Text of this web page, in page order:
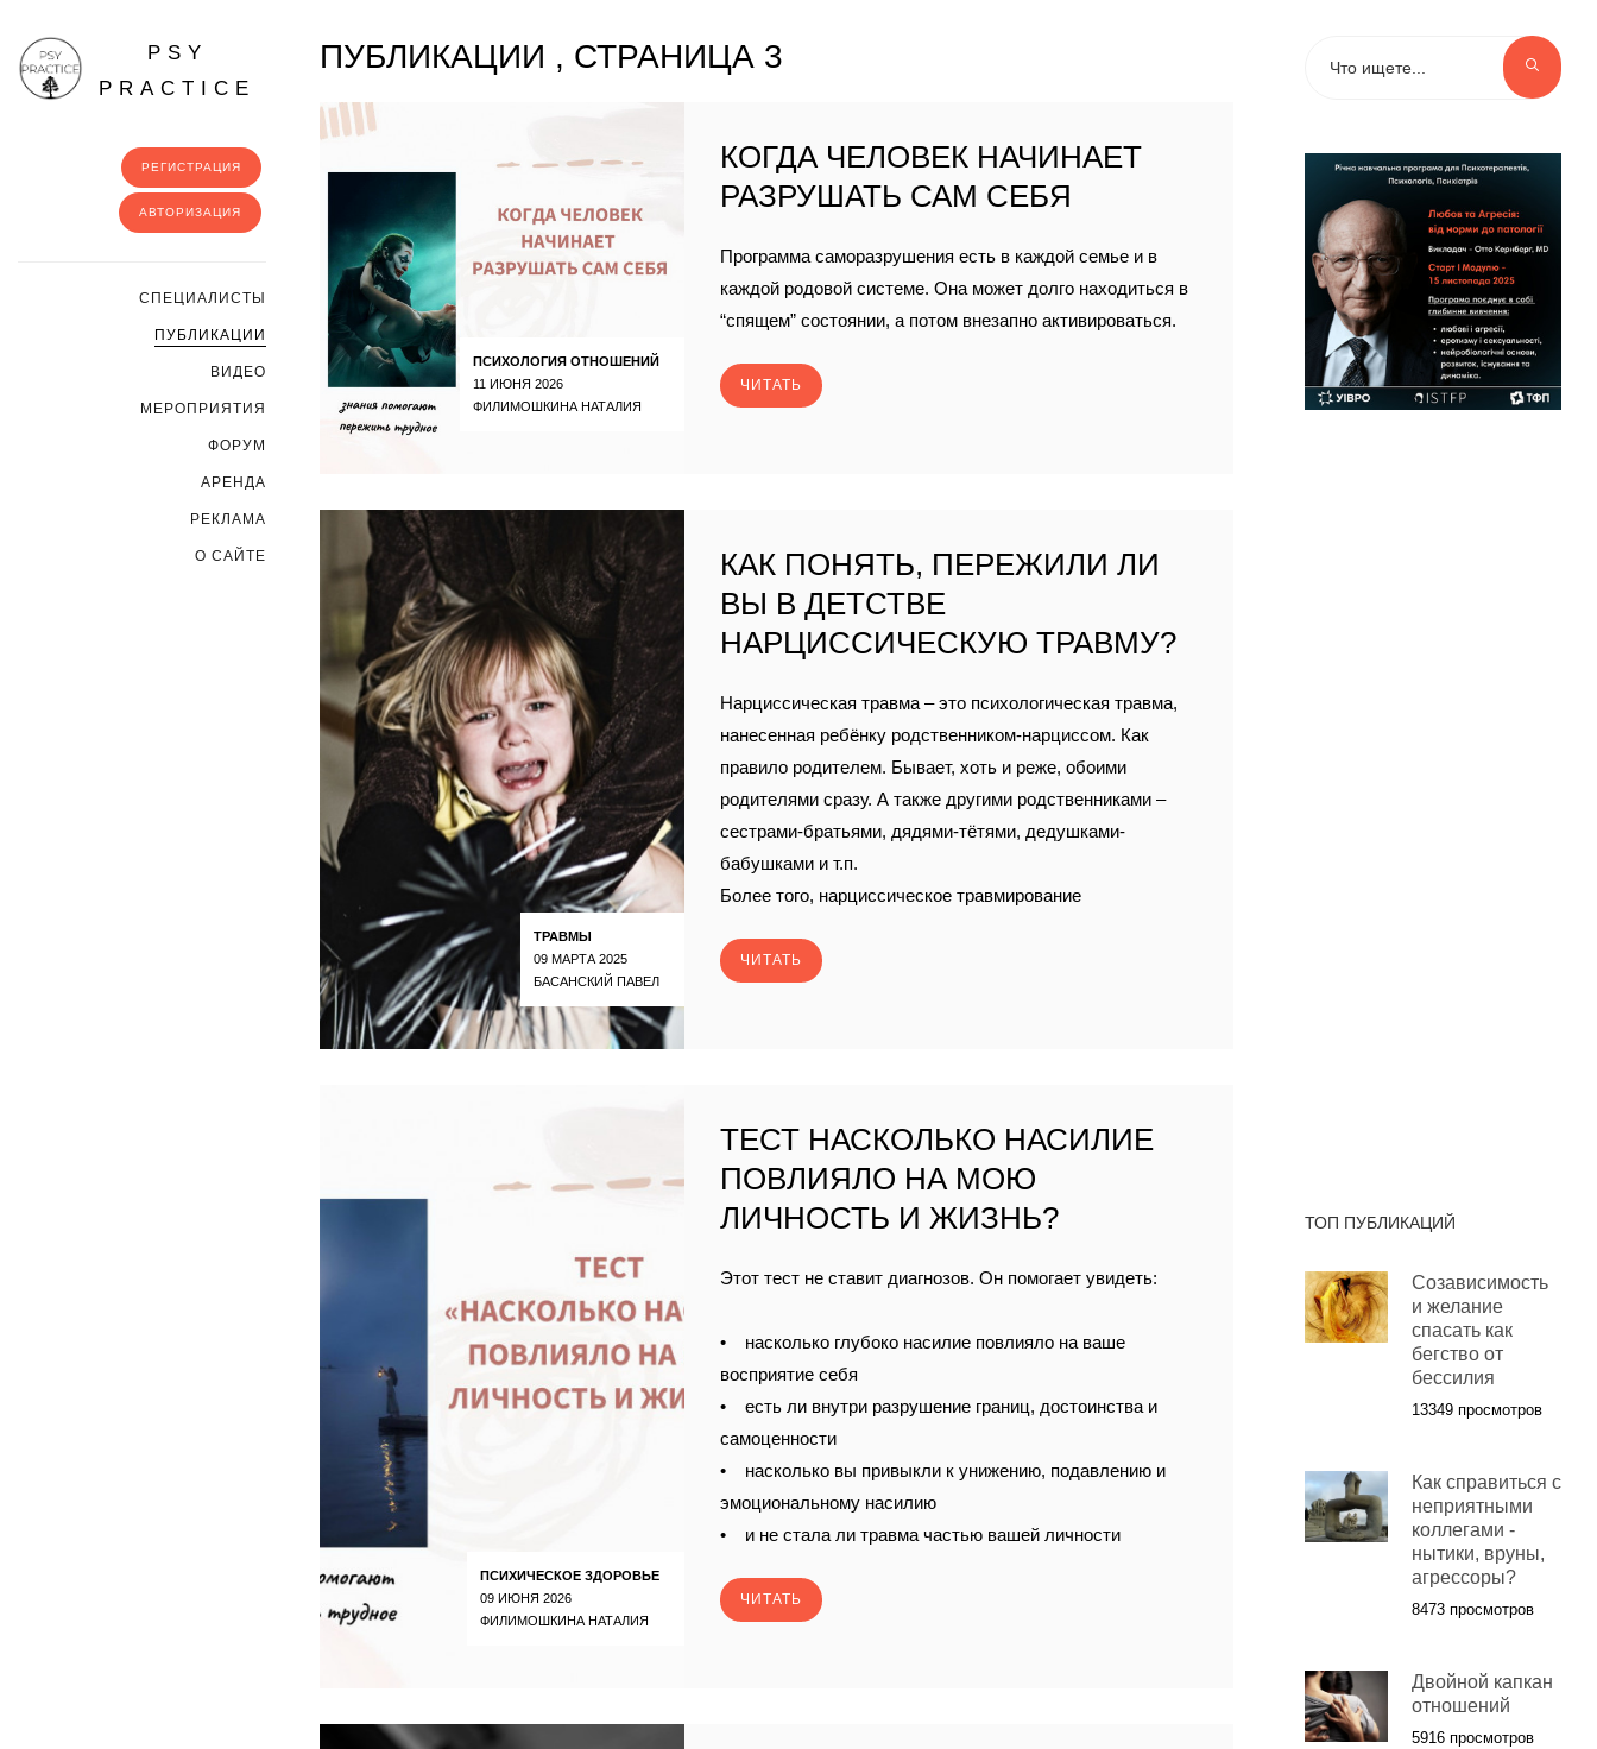
PSY
PRACTICE
РЕГИСТРАЦИЯ
АВТОРИЗАЦИЯ
CПЕЦИАЛИСТЫ
ПУБЛИКАЦИИ
ВИДЕО
МЕРОПРИЯТИЯ
ФОРУМ
АРЕНДА
РЕКЛАМА
О САЙТЕ
ПУБЛИКАЦИИ , СТРАНИЦА 3
ПСИХОЛОГИЯ ОТНОШЕНИЙ
11 ИЮНЯ 2026
ФИЛИМОШКИНА НАТАЛИЯ
КОГДА ЧЕЛОВЕК НАЧИНАЕТ
РАЗРУШАТЬ САМ СЕБЯ
Программа саморазрушения есть в каждой семье и в
каждой родовой системе. Она может долго находиться в
“спящем” состоянии, а потом внезапно активироваться.
ЧИТАТЬ
ТРАВМЫ
09 МАРТА 2025
БАСАНСКИЙ ПАВЕЛ
КАК ПОНЯТЬ, ПЕРЕЖИЛИ ЛИ
ВЫ В ДЕТСТВЕ
НАРЦИССИЧЕСКУЮ ТРАВМУ?
Нарциссическая травма – это психологическая травма,
нанесенная ребëнку родственником-нарциссом. Как
правило родителем. Бывает, хоть и реже, обоими
родителями сразу. А также другими родственниками –
сестрами-братьями, дядями-тëтями, дедушками-
бабушками и т.п.
Более того, нарциссическое травмирование
ЧИТАТЬ
ПСИХИЧЕСКОЕ ЗДОРОВЬЕ
09 ИЮНЯ 2026
ФИЛИМОШКИНА НАТАЛИЯ
ТЕСТ НАСКОЛЬКО НАСИЛИЕ
ПОВЛИЯЛО НА МОЮ
ЛИЧНОСТЬ И ЖИЗНЬ?
Этот тест не ставит диагнозов. Он помогает увидеть:
• насколько глубоко насилие повлияло на ваше
восприятие себя
• есть ли внутри разрушение границ, достоинства и
самоценности
• насколько вы привыкли к унижению, подавлению и
эмоциональному насилию
• и не стала ли травма частью вашей личности
ЧИТАТЬ
ТОП ПУБЛИКАЦИЙ
Созависимость
и желание
спасать как
бегство от
бессилия
13349 просмотров
Как справиться с
неприятными
коллегами -
нытики, вруны,
агрессоры?
8473 просмотров
Двойной капкан
отношений
5916 просмотров